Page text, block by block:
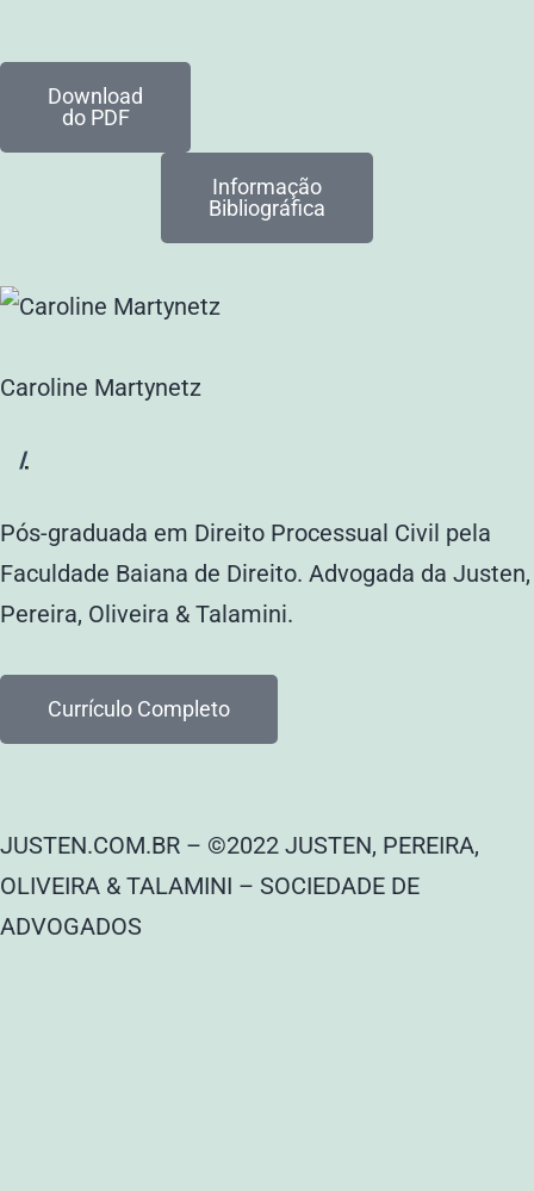
Download
do PDF
Informação
Bibliográfica
Caroline Martynetz
Pós-graduada em Direito Processual Civil pela
Faculdade Baiana de Direito. Advogada da Justen,
Pereira, Oliveira & Talamini.
Currículo Completo
JUSTEN.COM.BR – ©2022 JUSTEN, PEREIRA,
OLIVEIRA & TALAMINI – SOCIEDADE DE
ADVOGADOS